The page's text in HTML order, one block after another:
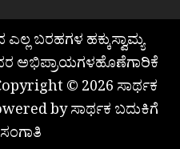
ಬರಹಗಳ ಹಕ್ಕುಸ್ವಾಮ್ಯ
ಅಭಿಪ್ರಾಯಗಳಹೊಣೆಗಾರಿಕೆ
© 2026 ಸಾರ್ಥಕ
by ಸಾರ್ಥಕ ಬದುಕಿಗೆ